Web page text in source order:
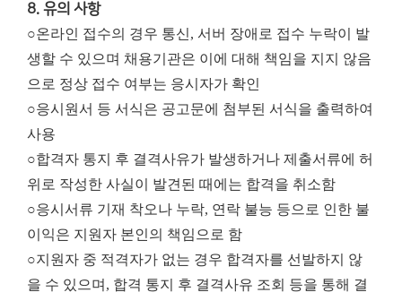
8. 유의 사항
○온라인 접수의 경우 통신, 서버 장애로 접수 누락이 발
생할 수 있으며 채용기관은 이에 대해 책임을 지지 않음
으로 정상 접수 여부는 응시자가 확인
○응시원서 등 서식은 공고문에 첨부된 서식을 출력하여
사용
○합격자 통지 후 결격사유가 발생하거나 제출서류에 허
위로 작성한 사실이 발견된 때에는 합격을 취소함
○응시서류 기재 착오나 누락, 연락 불능 등으로 인한 불
이익은 지원자 본인의 책임으로 함
○지원자 중 적격자가 없는 경우 합격자를 선발하지 않
을 수 있으며, 합격 통지 후 결격사유 조회 등을 통해 결